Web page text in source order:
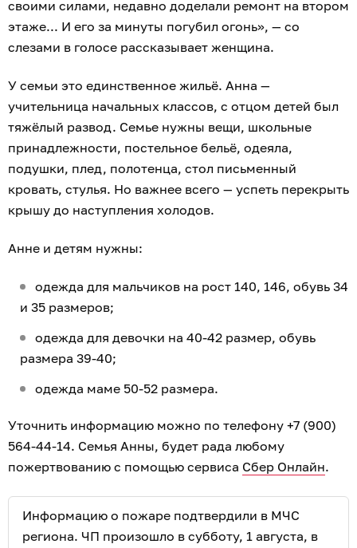
своими силами, недавно доделали ремонт на втором
этаже... И его за минуты погубил огонь», — со
слезами в голосе рассказывает женщина.
У семьи это единственное жильё. Анна —
учительница начальных классов, с отцом детей был
тяжёлый развод. Семье нужны вещи, школьные
принадлежности, постельное бельё, одеяла,
подушки, плед, полотенца, стол письменный
кровать, стулья. Но важнее всего — успеть перекрыть
крышу до наступления холодов.
Анне и детям нужны:
одежда для мальчиков на рост 140, 146, обувь 34
и 35 размеров;
одежда для девочки на 40-42 размер, обувь
размера 39-40;
одежда маме 50-52 размера.
Уточнить информацию можно по телефону +7 (900)
564-44-14. Семья Анны, будет рада любому
пожертвованию с помощью сервиса Сбер Онлайн.
Информацию о пожаре подтвердили в МЧС
региона. ЧП произошло в субботу, 1 августа, в